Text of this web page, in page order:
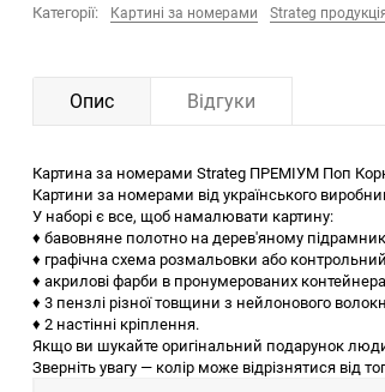
Категорії: Картині за номерами Strateg
Опис Відгуки
Картина за номерами Strateg ПРЕМІУМ Поп
Картини за номерами від українського
У наборі є все, щоб намалювати картину:
♦ бавовняне полотно на дерев'яному
♦ графічна схема розмальовки або
♦ акрилові фарби в пронумерованих
♦ 3 пензлі різної товщини з нейлонового
♦ 2 настінні кріплення.
Якщо ви шукайте оригінальний подарунок
Зверніть увагу — колір може відрізнятися від